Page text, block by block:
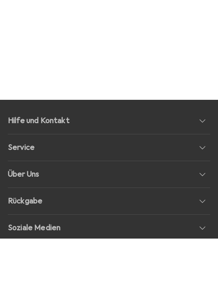
Hilfe und Kontakt
Service
Über Uns
Rückgabe
Soziale Medien